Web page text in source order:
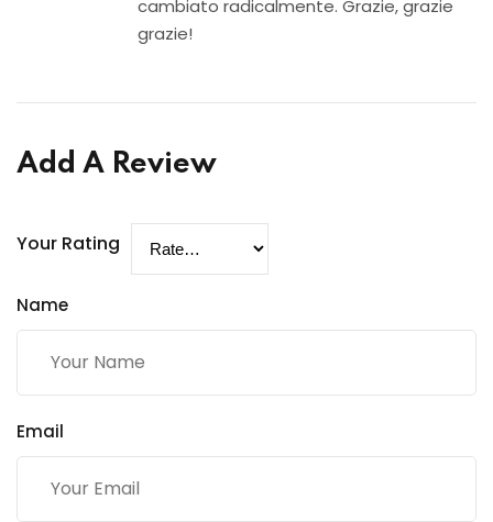
cambiato radicalmente. Grazie, grazie
grazie!
Add A Review
Your Rating
Name
Email